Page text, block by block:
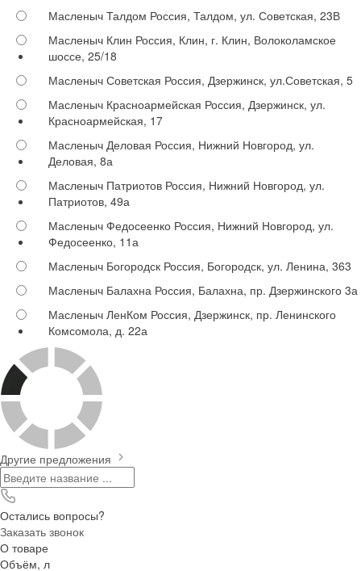
Масленыч Талдом Россия, Талдом, ул. Советская, 23В
Масленыч Клин Россия, Клин, г. Клин, Волоколамское
шоссе, 25/18
Масленыч Советская Россия, Дзержинск, ул.Советская, 5
Масленыч Красноармейская Россия, Дзержинск, ул.
Красноармейская, 17
Масленыч Деловая Россия, Нижний Новгород, ул.
Деловая, 8а
Масленыч Патриотов Россия, Нижний Новгород, ул.
Патриотов, 49а
Масленыч Федосеенко Россия, Нижний Новгород, ул.
Федосеенко, 11а
Масленыч Богородск Россия, Богородск, ул. Ленина, 363
Масленыч Балахна Россия, Балахна, пр. Дзержинского 3а
Масленыч ЛенКом Россия, Дзержинск, пр. Ленинского
Комсомола, д. 22а
Другие предложения
Остались вопросы?
Заказать звонок
О товаре
Объём, л